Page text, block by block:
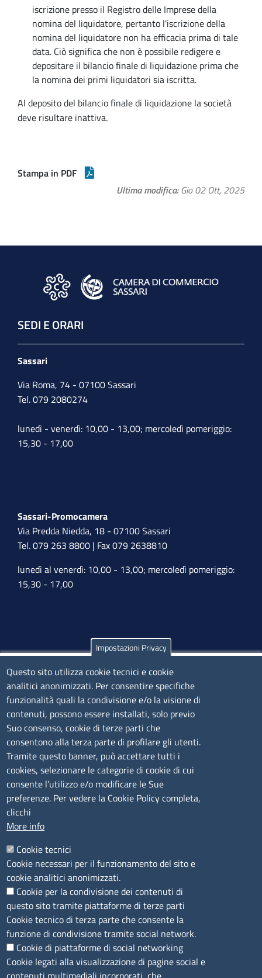
iscrizione presso il Registro delle Imprese della
nomina del liquidatore, pertanto l'iscrizione della
nomina del liquidatore non ha efficacia prima di tale
data. Ciò significa che non è possibile redigere e
depositare il bilancio finale di liquidazione prima che
la nomina dei primi liquidatori sia iscritta.
Al deposito del bilancio finale di liquidazione la società
deve risultare inattiva.
Stampa in PDF
Ultima modifica Gio 02 Ott, 2025
SEDI E ORARI
Sassari
Via Roma, 74 - 07100 Sassari
Tel. 079 2080274
lunedì - venerdì: 10,00 - 13,00; mercoledì pomeriggio:
15,30 - 17,00
Sassari-Promocamera
Via Predda Niedda, 18 - 07100 Sassari
Tel. 079 263 8800 | Fax 079 2638810
lunedì al venerdì: 10,00 - 13,00; mercoledì pomeriggio:
15,30 - 17,00
Olbia
Via Nanni 43 - 07026 Olbia
Tel. 0789 66122 | 0789 69580
mail:ufficio.olbia@ss.camcom.it
lunedì al venerdì: 9,00 - 12,00; lunedì pomeriggio: 16,00
- 17,00
CONTATTI
Camera di Commercio, Industria, Artigianato e
Agricoltura di Sassari
P.IVA01047570906
Codice Fiscale 80000930901
Codice Univoco per le fatture elettroniche
LINK UTILI
Segnalazione di illecito
Amministrazione Trasparente
Impostazioni Privacy
Questo sito utilizza cookie tecnici e cookie
analitici anonimizzati. Per consentire specifiche
funzionalità quali la condivisione e/o la visione di
contenuti, possono essere installati, solo previo
Suo consenso, cookie di terze parti che
consentono alla terza parte di profilare gli utenti.
Tramite questo banner, può accettare tutti i
cookies, selezionare le categorie di cookie di cui
consente l’utilizzo e/o modificare le Sue
preferenze. Per vedere la Cookie Policy completa,
clicchi
More info
Cookie tecnici
Cookie necessari per il funzionamento del sito e
cookie analitici anonimizzati.
Cookie per la condivisione dei contenuti di
questo sito tramite piattaforme di terze parti
Cookie tecnico di terza parte che consente la
funzione di condivisione tramite social network.
Cookie di piattaforme di social networking
Cookie legati alla visualizzazione di pagine social e